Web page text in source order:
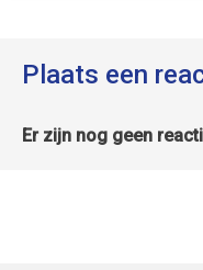
Plaats een
Er zijn nog geen